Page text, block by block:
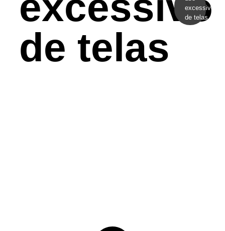
de telas
excessivo
de telas